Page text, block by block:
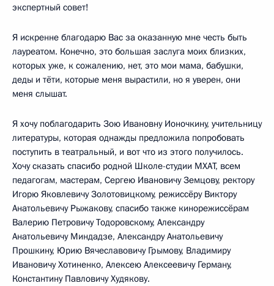
экспертный совет!
Я искренне благодарю Вас за оказанную мне честь быть
лауреатом. Конечно, это большая заслуга моих близких,
которых уже, к сожалению, нет, это мои мама, бабушки,
деды и тёти, которые меня вырастили, но я уверен, они
меня слышат.
Я хочу поблагодарить Зою Ивановну Ионочкину, учительницу
литературы, которая однажды предложила попробовать
поступить в театральный, и вот что из этого получилось.
Хочу сказать спасибо родной Школе-студии МХАТ, всем
педагогам, мастерам, Сергею Ивановичу Земцову, ректору
Игорю Яковлевичу Золотовицкому, режиссёру Виктору
Анатольевичу Рыжакову, спасибо также кинорежиссёрам
Валерию Петровичу Тодоровскому, Александру
Анатольевичу Миндадзе, Александру Анатольевичу
Прошкину, Юрию Вячеславовичу Грымову, Владимиру
Ивановичу Хотиненко, Алексею Алексеевичу Герману,
Константину Павловичу Худякову.